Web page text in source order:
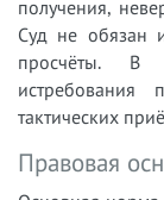
получения,
Суд не обязан
просчёты. В
тактических
Правовая